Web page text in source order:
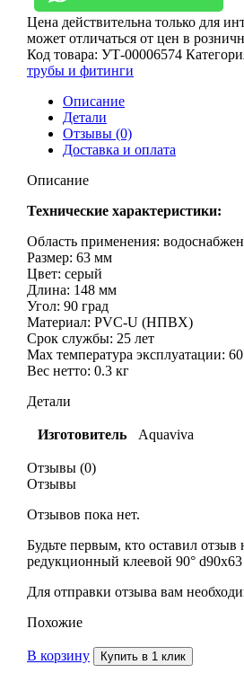
Цена действительна только для
может отличаться от цен в
Код товара: УТ-00006574
трубы и фитинги
Описание
Детали
Отзывы (0)
Доставка и оплата
Описание
Технические характеристики:
Область применения:
Размер: 63 мм
Цвет: серый
Длина: 148 мм
Угол: 90 град
Материал: PVC-U (НПВХ)
Срок службы: 25 лет
Max температура эксплуатации:
Вес нетто: 0.3 кг
Детали
Изготовитель Aquaviva
Отзывы (0)
Отзывы
Отзывов пока нет.
Будьте первым, кто оставил
редукционный клеевой 90°
Для отправки отзыва вам
Похожие
В корзину Купить в 1 клик